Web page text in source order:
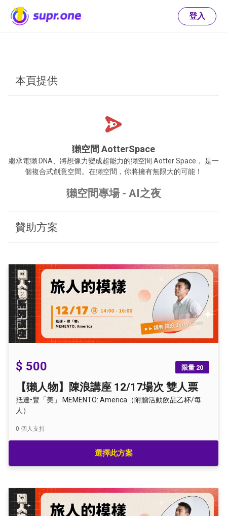
登入
贊助方案
$ 500 限量 20
【獺人物】陳浪講座 12/17場次 雙人票
抵達•豐「美」 MEMENTO: America（附贈活動飲品乙杯/每
人）
0 個人支持
選擇此方案
本頁提供
獺空間 AotterSpace
繼承電獺 DNA、將想像力變成超能力的獺空間 Aotter Space， 是一
個複合式創意空間。在獺空間，你將擁有無限大的可能！
獺空間專場 - AI之夜